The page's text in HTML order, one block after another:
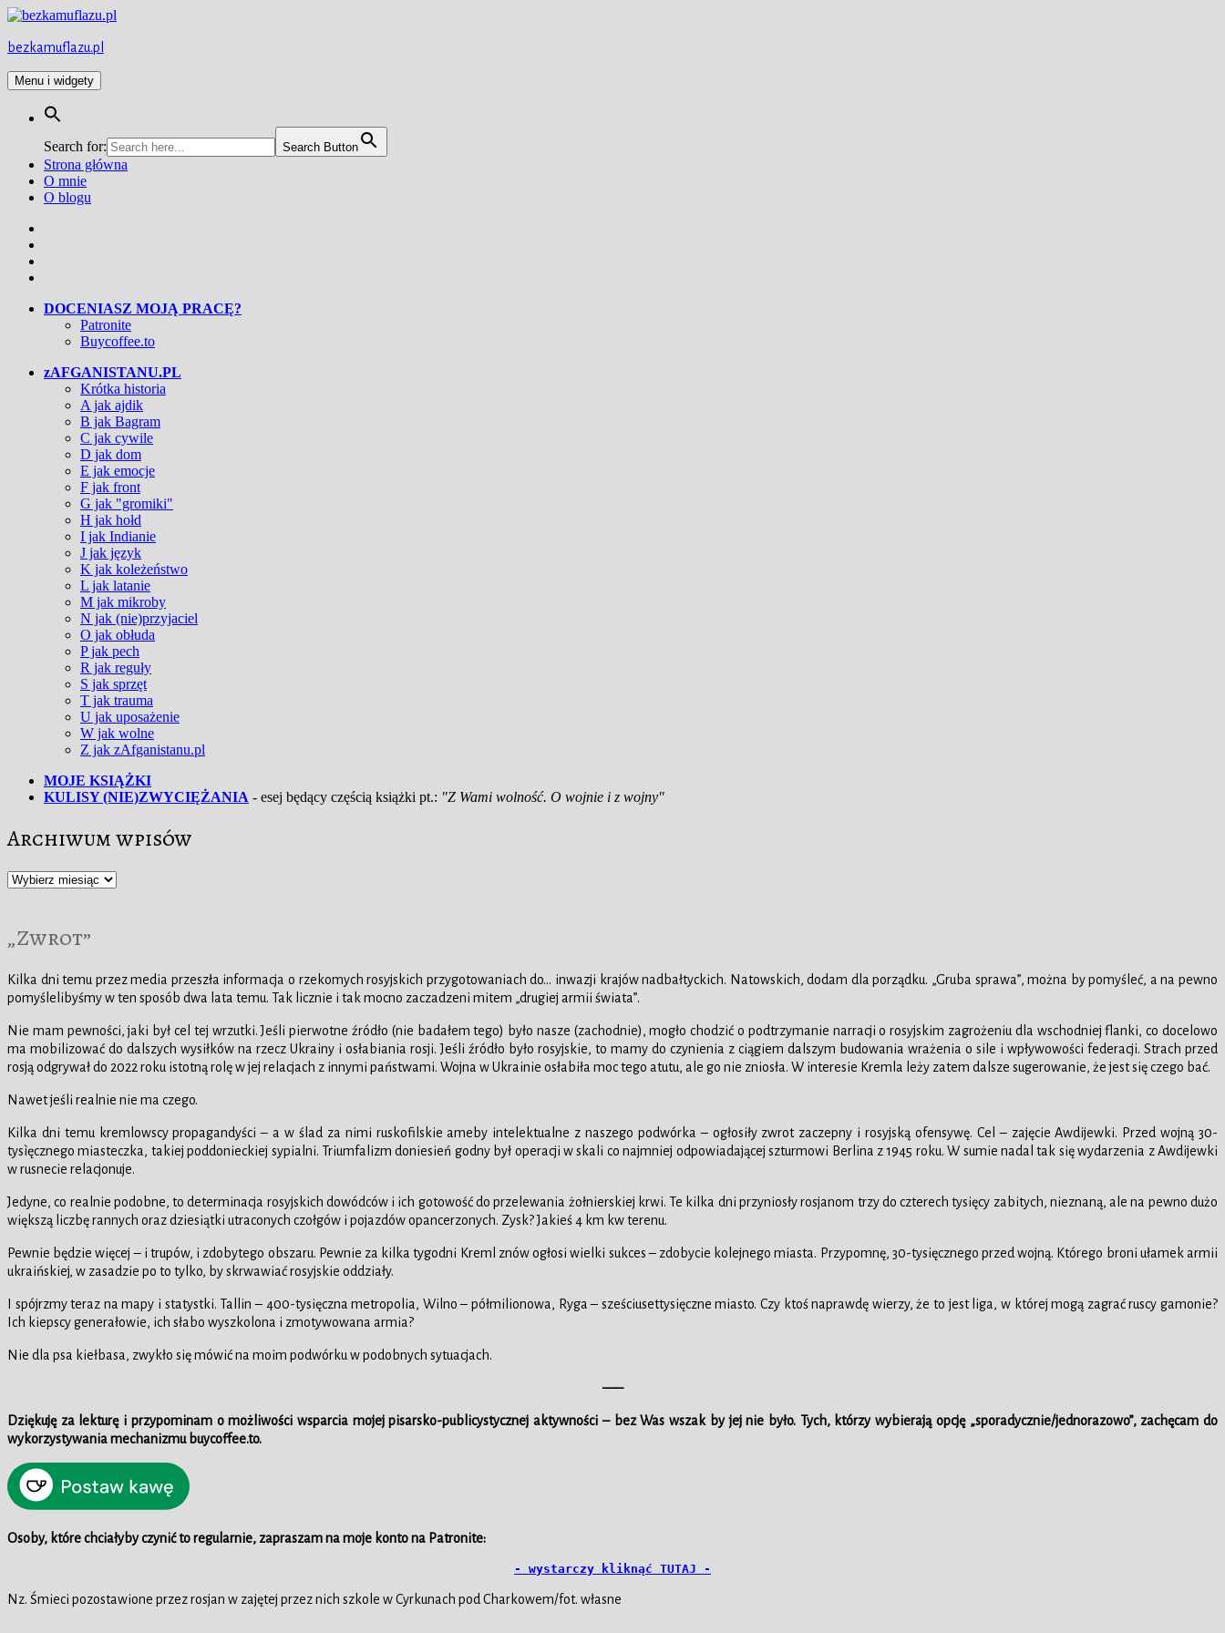
Przejdź
treści
bezkamuflazu.pl
Menu i widgety
Search for: Search Button
Strona główna
O mnie
O blogu
DOCENIASZ MOJĄ PRACĘ?
Patronite
Buycoffee.to
zAFGANISTANU.PL
Krótka historia
A jak ajdik
B jak Bagram
C jak cywile
D jak dom
E jak emocje
F jak front
G jak "gromiki"
H jak hołd
I jak Indianie
J jak język
K jak koleżeństwo
L jak latanie
M jak mikroby
N jak (nie)przyjaciel
O jak obłuda
P jak pech
R jak reguły
S jak sprzęt
T jak trauma
U jak uposażenie
W jak wolne
Z jak zAfganistanu.pl
MOJE KSIĄŻKI
KULISY (NIE)ZWYCIĘŻANIA - esej będący częścią książki pt.: "Z Wami wolność. O wojnie i z wojny"
Archiwum wpisów
Archiwum
„Zwrot”
Kilka dni temu przez media przeszła informacja o rzekomych rosyjskich przygotowaniach do… inwazji krajów nadbałtyckich. Natowskich, dodam dla porządku. „Gruba sprawa”, można by pomyśleć, a na pewno
pomyślelibyśmy w ten sposób dwa lata temu. Tak licznie i tak mocno zaczadzeni mitem „drugiej armii świata”.
Nie mam pewności, jaki był cel tej wrzutki. Jeśli pierwotne źródło (nie badałem tego) było nasze (zachodnie), mogło chodzić o podtrzymanie narracji o rosyjskim zagrożeniu dla wschodniej flanki, co docelowo
ma mobilizować do dalszych wysiłków na rzecz Ukrainy i osłabiania rosji. Jeśli źródło było rosyjskie, to mamy do czynienia z ciągiem dalszym budowania wrażenia o sile i wpływowości federacji. Strach przed
rosją odgrywał do 2022 roku istotną rolę w jej relacjach z innymi państwami. Wojna w Ukrainie osłabiła moc tego atutu, ale go nie zniosła. W interesie Kremla leży zatem dalsze sugerowanie, że jest się czego bać.
Nawet jeśli realnie nie ma czego.
Kilka dni temu kremlowscy propagandyści – a w ślad za nimi ruskofilskie ameby intelektualne z naszego podwórka – ogłosiły zwrot zaczepny i rosyjską ofensywę. Cel – zajęcie Awdijewki. Przed wojną 30-
tysìęcznego miasteczka, takiej poddonieckiej sypialni. Triumfalizm doniesień godny był operacji w skali co najmniej odpowiadającej szturmowi Berlina z 1945 roku. W sumie nadal tak się wydarzenia z Awdijewki
w rusnecie relacjonuje.
Jedyne, co realnie podobne, to determinacja rosyjskich dowódców i ich gotowość do przelewania żołnierskiej krwi. Te kilka dni przyniosły rosjanom trzy do czterech tysięcy zabitych, nieznaną, ale na pewno dużo
większą liczbę rannych oraz dziesiątki utraconych czołgów i pojazdów opancerzonych. Zysk? Jakieś 4 km kw terenu.
Pewnie będzie więcej – i trupów, i zdobytego obszaru. Pewnie za kilka tygodni Kreml znów ogłosi wielki sukces – zdobycie kolejnego miasta. Przypomnę, 30-tysięcznego przed wojną. Którego broni ułamek armii
ukraińskiej, w zasadzie po to tylko, by skrwawiać rosyjskie oddziały.
I spójrzmy teraz na mapy i statystki. Tallin – 400-tysięczna metropolia, Wilno – półmilionowa, Ryga – sześciusettysięczne miasto. Czy ktoś naprawdę wierzy, że to jest liga, w której mogą zagrać ruscy gamonie?
Ich kiepscy generałowie, ich słabo wyszkolona i zmotywowana armia?
Nie dla psa kiełbasa, zwykło się mówić na moim podwórku w podobnych sytuacjach.
—–
Dziękuję za lekturę i przypominam o możliwości wsparcia mojej pisarsko-publicystycznej aktywności – bez Was wszak by jej nie było. Tych, którzy wybierają opcję „sporadycznie/jednorazowo”, zachęcam do
wykorzystywania mechanizmu buycoffee.to.
Osoby, które chciałyby czynić to regularnie, zapraszam na moje konto na Patronite:
- wystarczy kliknąć TUTAJ -
Nz. Śmieci pozostawione przez rosjan w zajętej przez nich szkole w Cyrkunach pod Charkowem/fot. własne